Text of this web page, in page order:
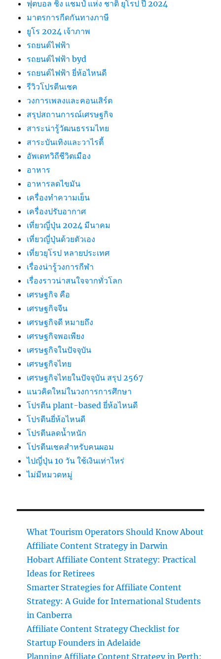
ฟุตบอล ชิง แชมป์ แห่ง ชาติ ยุโรป ปี 2024
มาตรการกีดกันทางภาษี
ยูโร 2024 เจ้าภาพ
รถยนต์ไฟฟ้า
รถยนต์ไฟฟ้า byd
รถยนต์ไฟฟ้า ยี่ห้อไหนดี
รีวิวโปรตีนเชค
วงการเพลงและคอนเสิร์ต
สรุปสถานการณ์เศรษฐกิจ
สาระน่ารู้วัฒนธรรมไทย
สาระบันเทิงและวาไรตี้
อัพเดทวิถีชีวิตเมือง
อาหาร
อาหารลดไขมัน
เครื่องทำความเย็น
เครื่องปรับอากาศ
เที่ยวญี่ปุ่น 2024 มีนาคม
เที่ยวญี่ปุ่นด้วยตัวเอง
เที่ยวยุโรป หลายประเทศ
เรื่องน่ารู้วงการกีฬา
เรื่องราวน่าสนใจจากทั่วโลก
เศรษฐกิจ คือ
เศรษฐกิจจีน
เศรษฐกิจดี หมายถึง
เศรษฐกิจพอเพียง
เศรษฐกิจในปัจจุบัน
เศรษฐกิจไทย
เศรษฐกิจไทยในปัจจุบัน สรุป 2567
แนวคิดใหม่ในวงการการศึกษา
โปรตีน plant-based ยี่ห้อไหนดี
โปรตีนยี่ห้อไหนดี
โปรตีนลดน้ำหนัก
โปรตีนเชคสำหรับคนผอม
ไปญี่ปุ่น 10 วัน ใช้เงินเท่าไหร่
ไม่มีหมวดหมู่
What Tourism Operators Should Know About
Affiliate Content Strategy in Darwin
Hobart Affiliate Content Strategy: Practical
Ideas for Retirees
Smarter Strategies for Affiliate Content
Strategy: A Guide for International Students
in Canberra
Affiliate Content Strategy Checklist for
Startup Founders in Adelaide
Planning Affiliate Content Strategy in Perth: